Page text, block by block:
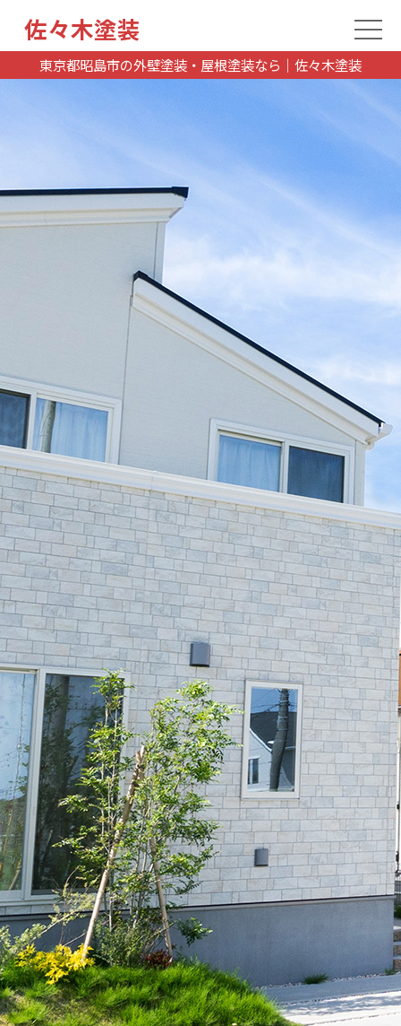
東京都昭島市の外壁塗装・屋根塗装なら｜佐々木塗装
佐々木塗装